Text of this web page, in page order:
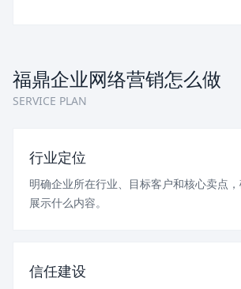
福鼎企业网络营销怎么做
SERVICE PLAN
行业定位
明确企业所在行业、目标客户和核心卖点
展示什么内容。
信任建设